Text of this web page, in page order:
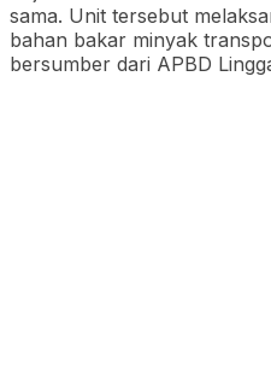
sama. Unit tersebut
bahan bakar minyak
bersumber dari APBD